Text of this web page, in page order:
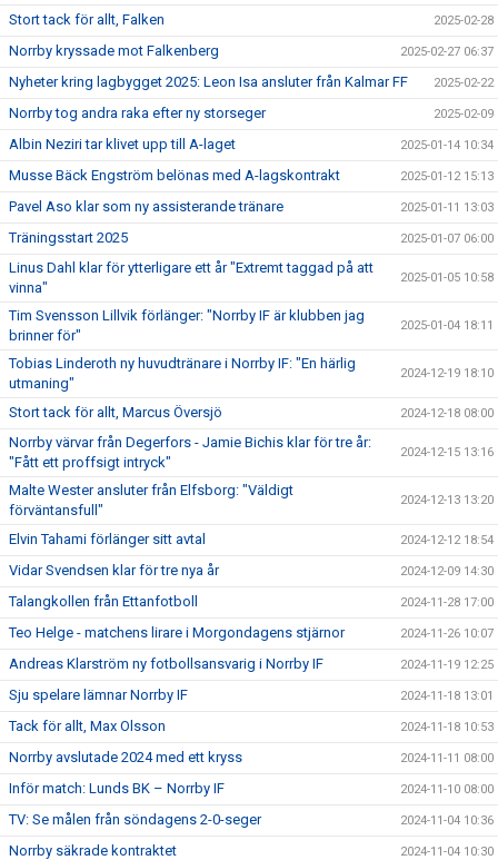
Stort tack för allt, Falken 2025-02-28
Norrby kryssade mot Falkenberg 2025-02-27 06:37
Nyheter kring lagbygget 2025: Leon Isa ansluter från Kalmar FF 2025-02-22
Norrby tog andra raka efter ny storseger 2025-02-09
Albin Neziri tar klivet upp till A-laget 2025-01-14 10:34
Musse Bäck Engström belönas med A-lagskontrakt 2025-01-12 15:13
Pavel Aso klar som ny assisterande tränare 2025-01-11 13:03
Träningsstart 2025 2025-01-07 06:00
Linus Dahl klar för ytterligare ett år "Extremt taggad på att
vinna"
2025-01-05 10:58
Tim Svensson Lillvik förlänger: "Norrby IF är klubben jag
brinner för"
2025-01-04 18:11
Tobias Linderoth ny huvudtränare i Norrby IF: "En härlig
utmaning"
2024-12-19 18:10
Stort tack för allt, Marcus Översjö 2024-12-18 08:00
Norrby värvar från Degerfors - Jamie Bichis klar för tre år:
"Fått ett proffsigt intryck"
2024-12-15 13:16
Malte Wester ansluter från Elfsborg: "Väldigt
förväntansfull"
2024-12-13 13:20
Elvin Tahami förlänger sitt avtal 2024-12-12 18:54
Vidar Svendsen klar för tre nya år 2024-12-09 14:30
Talangkollen från Ettanfotboll 2024-11-28 17:00
Teo Helge - matchens lirare i Morgondagens stjärnor 2024-11-26 10:07
Andreas Klarström ny fotbollsansvarig i Norrby IF 2024-11-19 12:25
Sju spelare lämnar Norrby IF 2024-11-18 13:01
Tack för allt, Max Olsson 2024-11-18 10:53
Norrby avslutade 2024 med ett kryss 2024-11-11 08:00
Inför match: Lunds BK – Norrby IF 2024-11-10 08:00
TV: Se målen från söndagens 2-0-seger 2024-11-04 10:36
Norrby säkrade kontraktet 2024-11-04 10:30